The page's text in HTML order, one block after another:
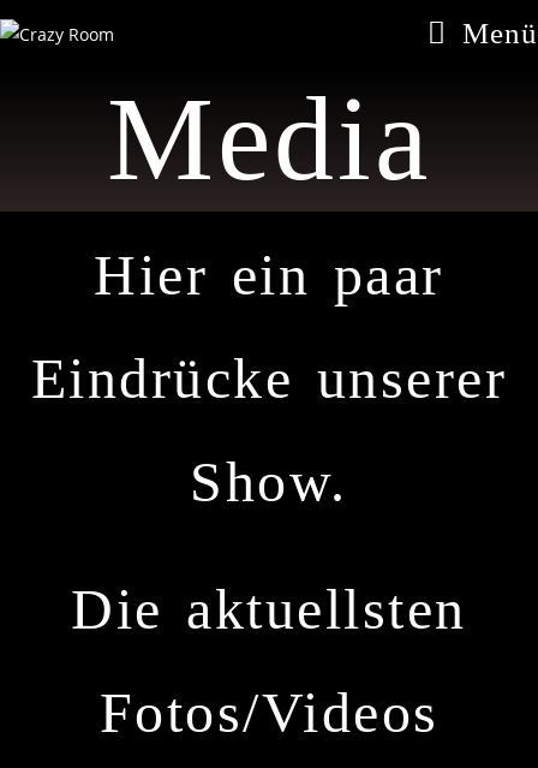
Menü
Media
Hier ein paar
Eindrücke unserer
Show.
Die aktuellsten
Fotos/Videos